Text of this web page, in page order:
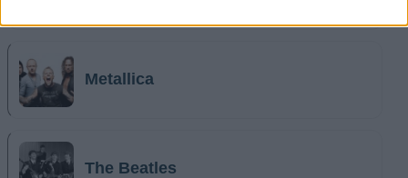
Metallica
The Beatles